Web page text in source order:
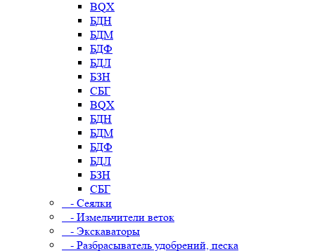
BQX
БДН
БДМ
БДФ
БДЛ
БЗН
СБГ
BQX
БДН
БДМ
БДФ
БДЛ
БЗН
СБГ
- Сеялки
- Измельчители веток
- Экскаваторы
- Разбрасыватель удобрений, песка